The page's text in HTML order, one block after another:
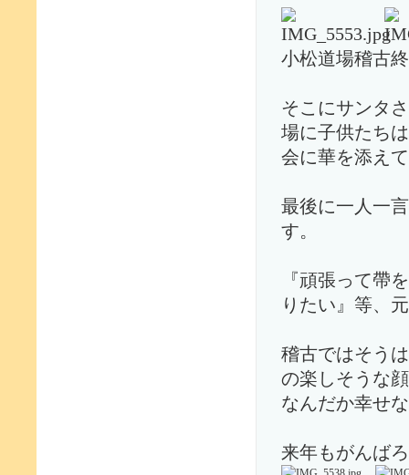
小松道場稽古
そこにサンタ
場に子供たち
会に華を添え
最後に一人一
す。
『頑張って帶
りたい』等、
稽古ではそう
の楽しそうな
なんだか幸せ
来年もがんば